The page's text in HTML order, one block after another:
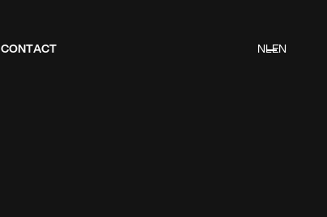
CONTACT NLEN